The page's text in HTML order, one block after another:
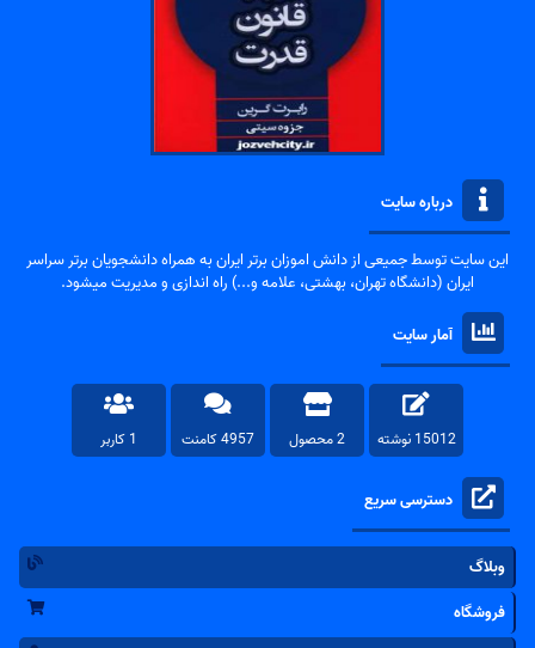
درباره سایت
این سایت توسط جمیعی از دانش اموزان برتر ایران به همراه دانشجویان برتر سراسر
ایران (دانشگاه تهران، بهشتی، علامه و...) راه اندازی و مدیریت میشود.
آمار سایت
15012 نوشته 2 محصول 4957 کامنت 1 کاربر
دسترسی سریع
وبلاگ
فروشگاه